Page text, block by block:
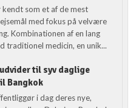
kendt som et af de mest
med fokus på velvære
Kombinationen af en lang
traditionel medicin, en unik...
til syv daglige
Bangkok
i dag deres nye,